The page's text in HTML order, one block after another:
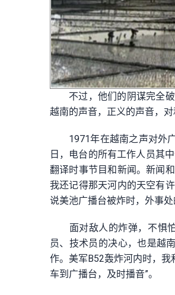
不过，他们的阴谋完全
越南的声音，正义的声音，对
1971年在越南之声对外
日，电台的所有工作人员其
翻译时事节目和新闻。新闻
我还记得那天河内的天空有
说美池广播台被炸时，外事处
面对敌人的炸弹，不惧
员、技术员的决心，也是越
作。美军B52轰炸河内时，
车到广播台，及时播音”。